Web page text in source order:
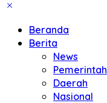
Beranda
Berita
News
Pemerintah
Daerah
Nasional